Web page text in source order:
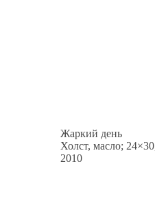
Жаркий день
Холст, масло;
2010